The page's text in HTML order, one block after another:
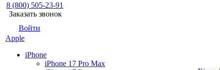
8 (800) 505-23-91
Заказать звонок
Войти
Apple
iPhone
iPhone 17 Pro Max